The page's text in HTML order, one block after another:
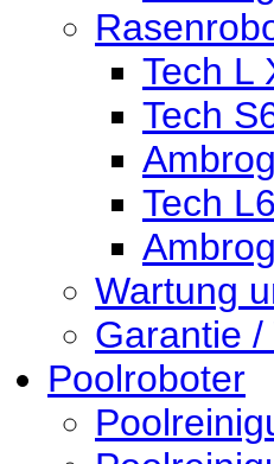
Tech L
Tech
Tech
Wartung
Garantie
Poolroboter